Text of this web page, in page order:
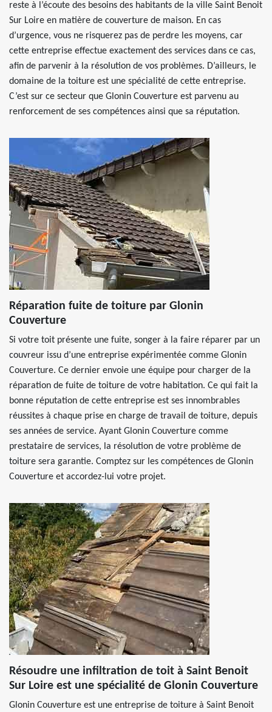
reste à l’écoute des besoins des habitants de la ville Saint Benoit
Sur Loire en matière de couverture de maison. En cas
d’urgence, vous ne risquerez pas de perdre les moyens, car
cette entreprise effectue exactement des services dans ce cas,
afin de parvenir à la résolution de vos problèmes. D’ailleurs, le
domaine de la toiture est une spécialité de cette entreprise.
C’est sur ce secteur que Glonin Couverture est parvenu au
renforcement de ses compétences ainsi que sa réputation.
Réparation fuite de toiture par Glonin
Couverture
Si votre toit présente une fuite, songer à la faire réparer par un
couvreur issu d’une entreprise expérimentée comme Glonin
Couverture. Ce dernier envoie une équipe pour charger de la
réparation de fuite de toiture de votre habitation. Ce qui fait la
bonne réputation de cette entreprise est ses innombrables
réussites à chaque prise en charge de travail de toiture, depuis
ses années de service. Ayant Glonin Couverture comme
prestataire de services, la résolution de votre problème de
toiture sera garantie. Comptez sur les compétences de Glonin
Couverture et accordez-lui votre projet.
Résoudre une infiltration de toit à Saint Benoit
Sur Loire est une spécialité de Glonin Couverture
Glonin Couverture est une entreprise de toiture à Saint Benoit